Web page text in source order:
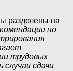
разделены на
по
трудовых
сдачи